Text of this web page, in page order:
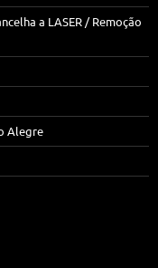
a LASER / Remoção
Alegre